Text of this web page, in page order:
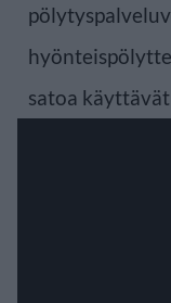
satoa